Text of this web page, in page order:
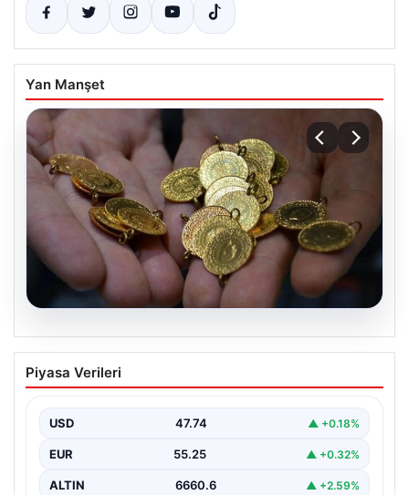
Yan Manşet
07.08.2026
Altın fiyatları canlı 14 Nisan 2026: Altın
fiyatları ne kadar oldu? Gram, çeyrek,
fiyatları
{"title": "14 Nisan 2026 Güncel Altın Fiyatları: Gram,
Çeyrek, Yarım ve Cumhuriyet Altını Satış…
Piyasa Verileri
USD 47.74 ▲ +0.18%
EUR 55.25 ▲ +0.32%
ALTIN 6660.6 ▲ +2.59%